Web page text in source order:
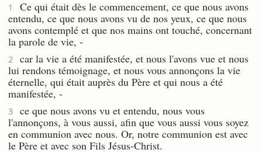
1
Ce qui était dès le commencement, ce que nous avons
entendu, ce que nous avons vu de nos yeux, ce que nous
avons contemplé et que nos mains ont touché, concernant
la parole de vie, -
2
car la vie a été manifestée, et nous l'avons vue et nous
lui rendons témoignage, et nous vous annonçons la vie
éternelle, qui était auprès du Père et qui nous a été
manifestée, -
3
ce que nous avons vu et entendu, nous vous
l'annonçons, à vous aussi, afin que vous aussi vous soyez
en communion avec nous. Or, notre communion est avec
le Père et avec son Fils Jésus-Christ.